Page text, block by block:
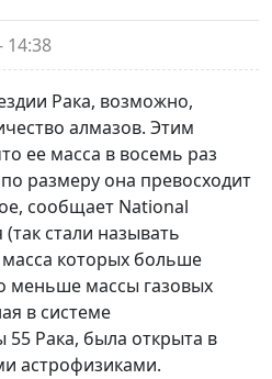
14:38
Рака, возможно,
алмазов. Этим
ее масса в восемь раз
размеру она превосходит
сообщает National
стали называть
которых больше
меньше массы газовых
в системе
Рака, была открыта в
астрофизиками.